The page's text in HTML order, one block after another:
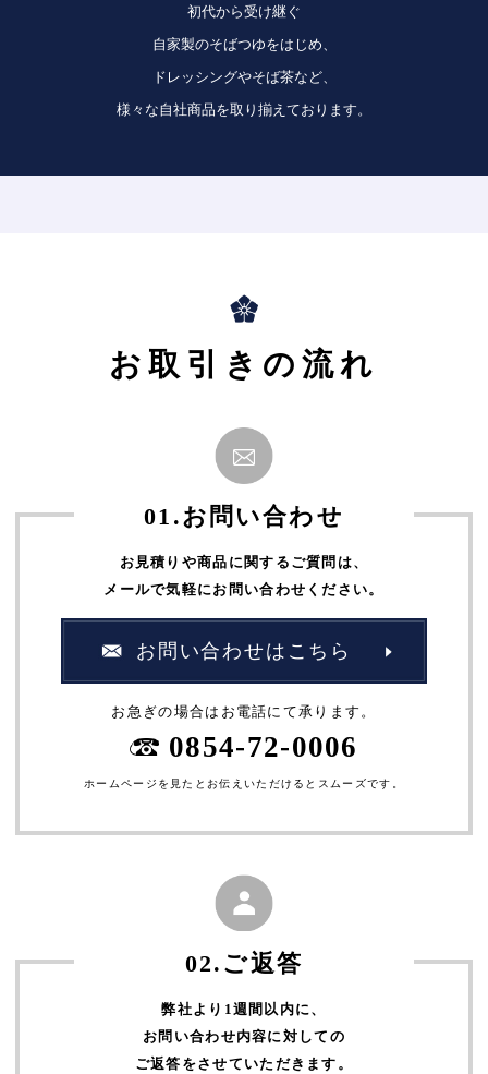
初代から受け継ぐ
自家製のそばつゆをはじめ、
ドレッシングやそば茶など、
様々な自社商品を取り揃えております。
お取引きの流れ
01.お問い合わせ
お見積りや商品に関するご質問は、
メールで気軽にお問い合わせください。
お問い合わせはこちら
お急ぎの場合はお電話にて承ります。
0854-72-0006
ホームページを見たとお伝えいただけるとスムーズです。
02.ご返答
弊社より1週間以内に、
お問い合わせ内容に対しての
ご返答をさせていただきます。